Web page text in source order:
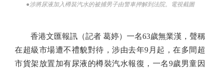
●涉將尿液加入樽裝汽水的被捕男子由警車押解到法院。電視截圖
香港文匯報訊（記者 葛婷）一名63歲無業漢，聲稱
在超級市場遭不禮貌對待，涉由去年9月起，在多間超
市貨架放置加有尿液的樽裝汽水報復，一名9歲男童因